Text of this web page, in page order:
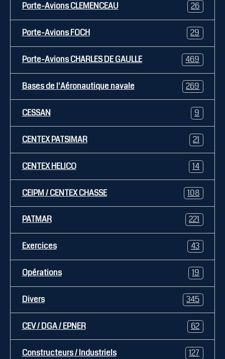
Porte-Avions CLEMENCEAU 26
Porte-Avions FOCH 29
Porte-Avions CHARLES DE GAULLE 469
Bases de l'Aéronautique navale 269
CESSAN 9
CENTEX PATSIMAR 21
CENTEX HELICO 14
CEIPM / CENTEX CHASSE 108
PATMAR 221
Exercices 43
Opérations 19
Divers 345
CEV / DGA / EPNER 62
Constructeurs / Industriels 127